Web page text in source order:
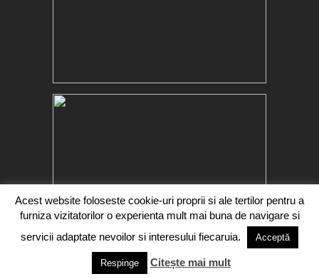
Copyright 2016-2017 Segra Media. Toate drepturile rezervate.
Acest website foloseste cookie-uri proprii si ale tertilor pentru a
furniza vizitatorilor o experienta mult mai buna de navigare si
servicii adaptate nevoilor si interesului fiecaruia.
Acceptă
Respinge Citește mai mult